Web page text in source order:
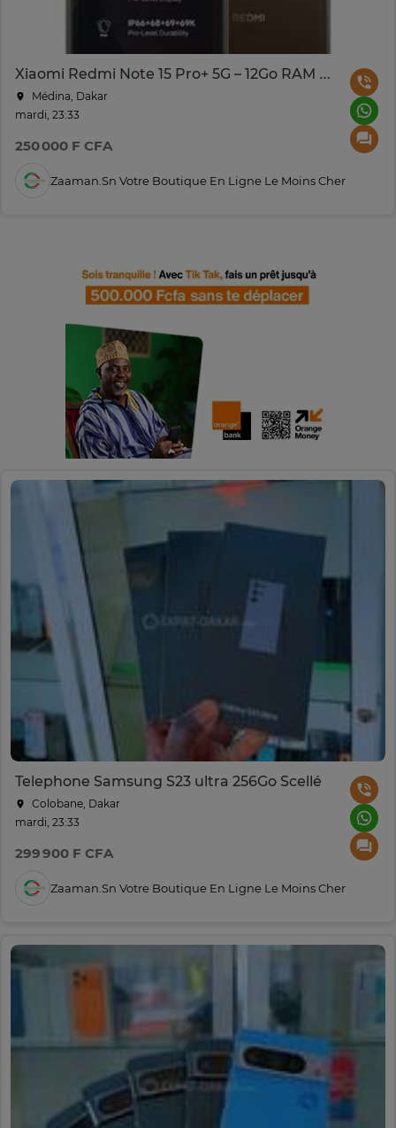
Xiaomi Redmi Note 15 Pro+ 5G – 12Go RAM 512Go – Charge 100W
Médina, Dakar
mardi, 23:33
250 000 F CFA
Zaaman.sn Votre Boutique En Ligne Le Moins Cher
Telephone Samsung S23 ultra 256Go Scellé
Colobane, Dakar
mardi, 23:33
299 900 F CFA
Zaaman.sn Votre Boutique En Ligne Le Moins Cher